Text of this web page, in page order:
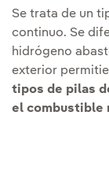
Se trata de un
continuo. Se
hidrógeno
exterior
tipos de pilas
el combustible